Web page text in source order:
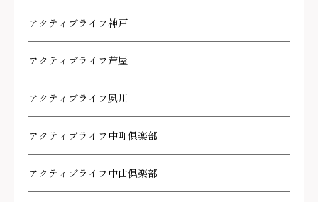
アクティブライフ神戸
アクティブライフ芦屋
アクティブライフ夙川
アクティブライフ中町倶楽部
アクティブライフ中山倶楽部